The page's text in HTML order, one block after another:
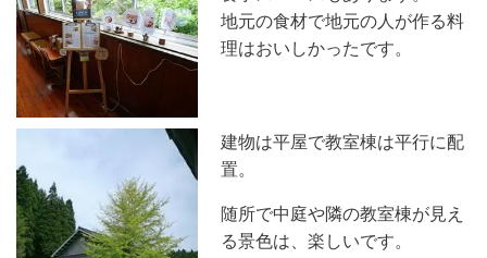
地元の食材で地元の人が作る料
理はおいしかったです。
建物は平屋で教室棟は平行に配
置。
随所で中庭や隣の教室棟が見え
る景色は、楽しいです。